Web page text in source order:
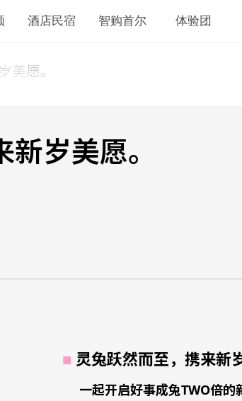
酒店民宿 智购首尔 体验团
美愿。
岁美愿。
■ 灵兔跃然而至，携来新
一起开启好事成兔TWO倍的